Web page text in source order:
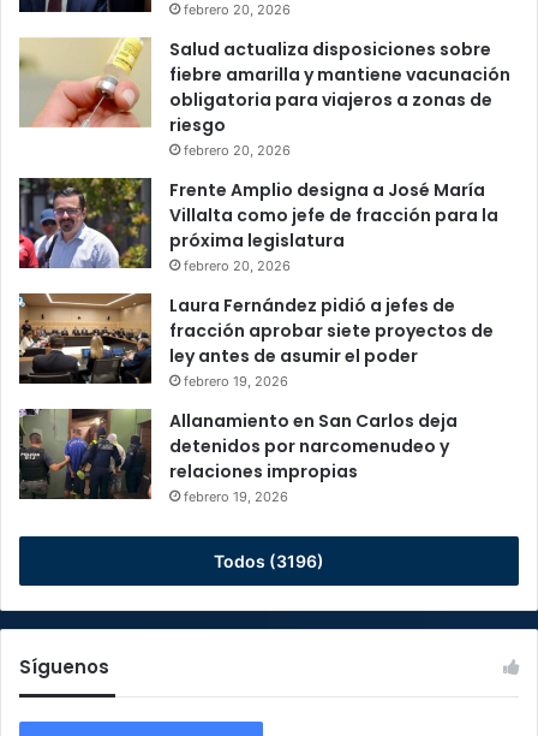
febrero 20, 2026
Salud actualiza disposiciones sobre
fiebre amarilla y mantiene vacunación
obligatoria para viajeros a zonas de
riesgo
febrero 20, 2026
Frente Amplio designa a José María
Villalta como jefe de fracción para la
próxima legislatura
febrero 20, 2026
Laura Fernández pidió a jefes de
fracción aprobar siete proyectos de
ley antes de asumir el poder
febrero 19, 2026
Allanamiento en San Carlos deja
detenidos por narcomenudeo y
relaciones impropias
febrero 19, 2026
Todos (3196)
Síguenos